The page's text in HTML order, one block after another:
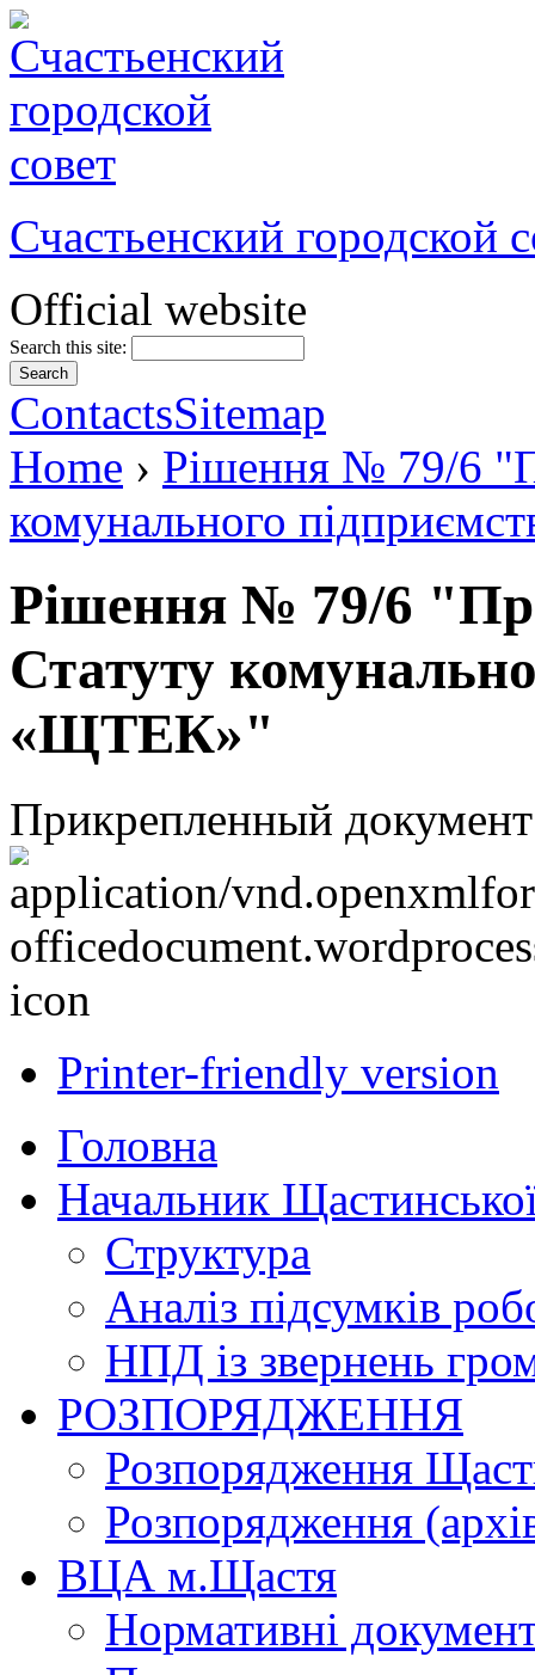
Счастьенский городской
Official website
Search this site:
ContactsSitemap
Home › Рішення № 79/6
комунального
Рішення № 79/6
Статуту
«ЩТЕК»"
Прикрепленный
Printer-friendly version
Головна
Начальник
Структура
Аналіз підсумків
НПД із звернень
РОЗПОРЯДЖЕННЯ
Розпорядження
Розпорядження
ВЦА м.Щастя
Нормативні